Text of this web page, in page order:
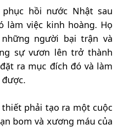
hồi nước Nhật sau
làm việc kinh hoàng. Họ
người bại trận và
sự vươn lên trở thành
ra mục đích đó và làm
phải tạo ra một cuộc
bom và xương máu của